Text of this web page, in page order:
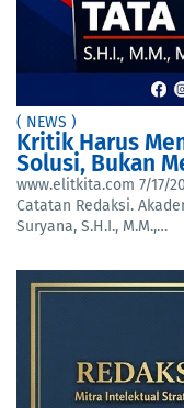
( NEWS )
Kritik Harus
Solusi, Bukan
www.elitkita.com 7/17/
Catatan Redaksi.
Suryana, S.H.I., M.M.,…